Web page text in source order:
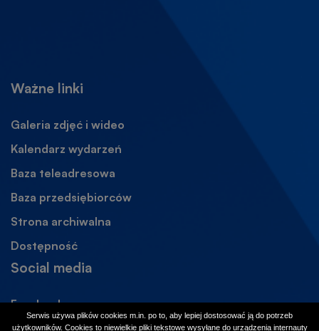
Serwis używa plików cookies m.in. po to, aby lepiej dostosować ją do potrzeb
użytkowników. Cookies to niewielkie pliki tekstowe wysyłane do urządzenia internauty
Ważne linki
Galeria zdjęć i wideo
Kalendarz wydarzeń
Baza teleadresowa
Baza przedsiębiorców
Strona archiwalna
Dostępność
Social media
FacebookOtworzy
się
InstagramOtworzy